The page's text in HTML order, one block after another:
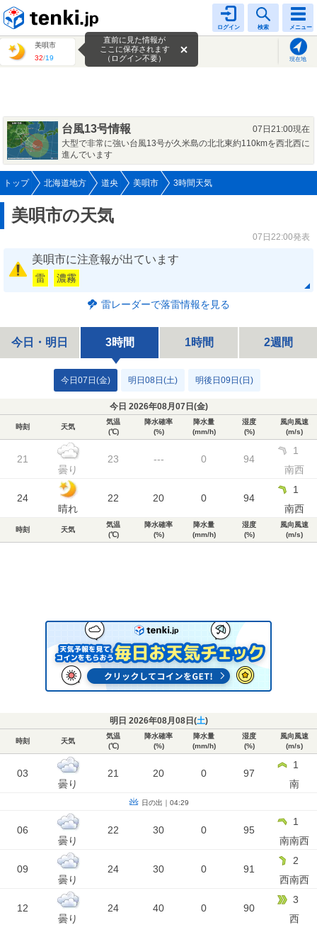
ログイン 検索 メニュー
美唄市
32/19 現在地
直前に見た情報が
ここに保存されます
（ログイン不要）
台風13号情報
07日21:00現在
大型で非常に強い台風13号が久米島の北北東約110kmを西北西に
進んでいます
トップ 北海道地方 道央 美唄市 3時間天気
美唄市の天気
07日22:00発表
美唄市に注意報が出ています
雷 濃霧
雷レーダーで落雷情報を見る
今日・明日 3時間 1時間 2週間
今日07日(金) 明日08日(土) 明後日09日(日)
今日 2026年08月07日(金)
時刻 天気
気温
(℃)
降水確率
(%)
降水量
(mm/h)
湿度
(%)
風向風速
(m/s)
21
曇り
23 --- 0 94
1
南西
24
晴れ
22 20 0 94
1
南西
時刻 天気
気温
(℃)
降水確率
(%)
降水量
(mm/h)
湿度
(%)
風向風速
(m/s)
明日 2026年08月08日(土)
時刻 天気
気温
(℃)
降水確率
(%)
降水量
(mm/h)
湿度
(%)
風向風速
(m/s)
03
曇り
21 20 0 97
1
南
日の出｜04:29
06
曇り
22 30 0 95
1
南南西
09
曇り
24 30 0 91
2
西南西
12
曇り
24 40 0 90
3
西